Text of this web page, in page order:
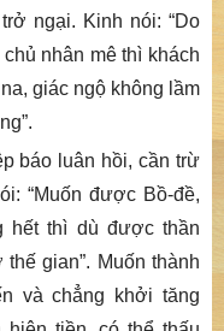
ngại. Kinh nói: “Do
nhân mê thì khách
giác ngộ không lầm
”.
báo luân hồi, cần trừ
“Muốn được Bồ-đề,
hết thì dù được thần
thế gian”. Muốn thành
và chẳng khởi tăng